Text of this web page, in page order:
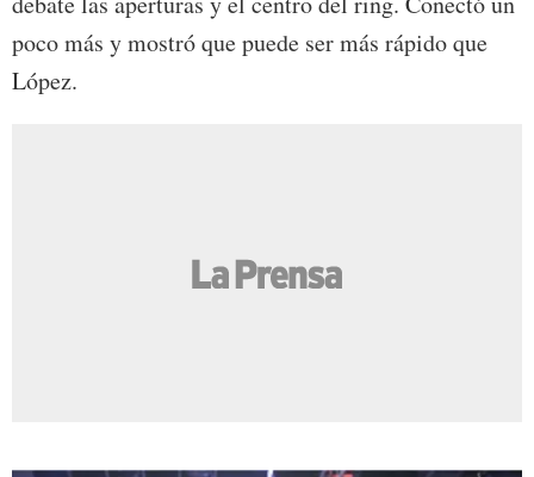
poco más y mostró que puede ser más rápido que
López.